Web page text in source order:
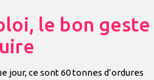
le bon geste
jour, ce sont 60 tonnes d’ordures